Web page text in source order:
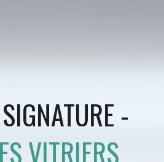
-
VITRIERS